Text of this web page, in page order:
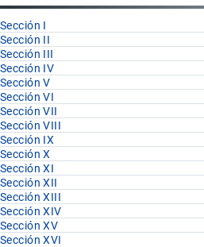
85.28
Sección I
Sección II
Sección III
Sección IV
Sección V
Sección VI
Sección VII
Sección VIII
Sección IX
Sección X
Sección XI
Sección XII
Sección XIII
Sección XIV
Sección XV
Sección XVI